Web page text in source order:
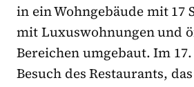
in ein Wohngebäude mit 17
mit Luxuswohnungen und
Bereichen umgebaut. Im
Besuch des Restaurants,